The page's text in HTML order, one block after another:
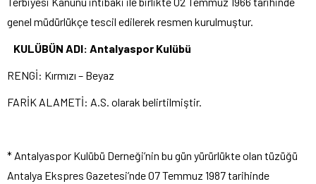
genel müdürlükçe tescil edilerek resmen kurulmuştur.
KULÜBÜN ADI: Antalyaspor Kulübü
RENGİ: Kırmızı – Beyaz
FARİK ALAMETİ: A.S. olarak belirtilmiştir.
* Antalyaspor Kulübü Derneği’nin bu gün yürürlükte olan tüzüğü
Antalya Ekspres Gazetesi’nde 07 Temmuz 1987 tarihinde